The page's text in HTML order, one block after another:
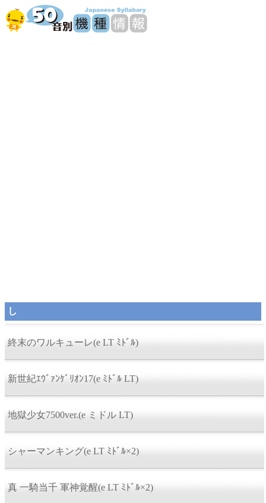
し
終末のワルキューレ(e LT ﾐﾄﾞﾙ)
新世紀ｴｳﾞｧﾝｹﾞﾘｵﾝ17(e ﾐﾄﾞﾙ LT)
地獄少女7500ver.(e ミドル LT)
シャーマンキング(e LT ﾐﾄﾞﾙ×2)
真 一騎当千 軍神覚醒(e LT ﾐﾄﾞﾙ×2)